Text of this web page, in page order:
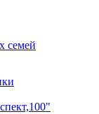
семей